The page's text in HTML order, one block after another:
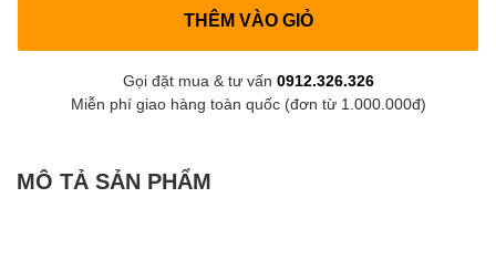
THÊM VÀO GIỎ
Gọi đặt mua & tư vấn 0912.326.326
Miễn phí giao hàng toàn quốc (đơn từ 1.000.000đ)
MÔ TẢ SẢN PHẨM